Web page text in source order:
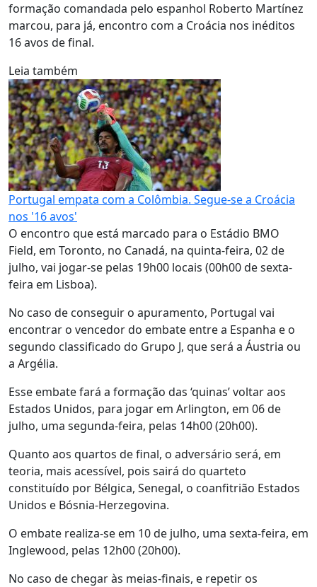
formação comandada pelo espanhol Roberto Martínez
marcou, para já, encontro com a Croácia nos inéditos
16 avos de final.
Leia também
Portugal empata com a Colômbia. Segue-se a Croácia
nos '16 avos'
O encontro que está marcado para o Estádio BMO
Field, em Toronto, no Canadá, na quinta-feira, 02 de
julho, vai jogar-se pelas 19h00 locais (00h00 de sexta-
feira em Lisboa).
No caso de conseguir o apuramento, Portugal vai
encontrar o vencedor do embate entre a Espanha e o
segundo classificado do Grupo J, que será a Áustria ou
a Argélia.
Esse embate fará a formação das ‘quinas’ voltar aos
Estados Unidos, para jogar em Arlington, em 06 de
julho, uma segunda-feira, pelas 14h00 (20h00).
Quanto aos quartos de final, o adversário será, em
teoria, mais acessível, pois sairá do quarteto
constituído por Bélgica, Senegal, o coanfitrião Estados
Unidos e Bósnia-Herzegovina.
O embate realiza-se em 10 de julho, uma sexta-feira, em
Inglewood, pelas 12h00 (20h00).
No caso de chegar às meias-finais, e repetir os